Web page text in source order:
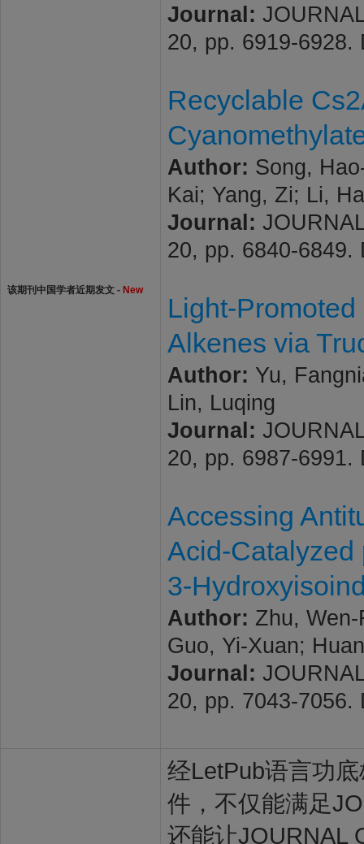
该期刊中国学者近期发文 - New
Journal:
20, pp. 6919-6928.
Recyclable
Author: Song,
Kai; Yang, Zi; Li,
Journal:
20, pp. 6840-6849.
Light-
Alkenes via
Author: Yu,
Lin, Luqing
Journal:
20, pp. 6987-6991.
Accessing
Acid-Catalyzed
3-
Author: Zhu,
Guo, Yi-Xuan;
Journal:
20, pp. 7043-7056.
经LetPub语言功
件，不仅能满足
还能让JOURNAL